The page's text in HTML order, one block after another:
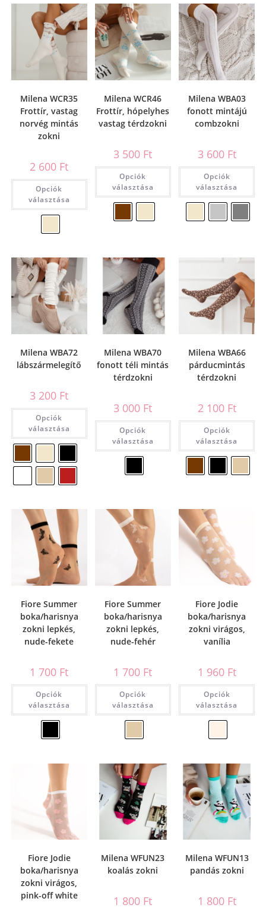
Milena WCR35
Frottír, vastag
norvég mintás
zokni
2 600 Ft
Opciók
választása
Milena WCR46
Frottír, hópelyhes
vastag térdzokni
3 500 Ft
Opciók
választása
Milena WBA03
fonott mintájú
combzokni
3 600 Ft
Opciók
választása
Milena WBA72
lábszármelegítő
3 200 Ft
Opciók
választása
Milena WBA70
fonott téli mintás
térdzokni
3 000 Ft
Opciók
választása
Milena WBA66
párducmintás
térdzokni
2 100 Ft
Opciók
választása
Fiore Summer
boka/harisnya
zokni lepkés,
nude-fekete
1 700 Ft
Opciók
választása
Fiore Summer
boka/harisnya
zokni lepkés,
nude-fehér
1 700 Ft
Opciók
választása
Fiore Jodie
boka/harisnya
zokni virágos,
vanília
1 960 Ft
Opciók
választása
Fiore Jodie
boka/harisnya
zokni virágos,
pink-off white
Milena WFUN23
koalás zokni
1 800 Ft
Milena WFUN13
pandás zokni
1 800 Ft